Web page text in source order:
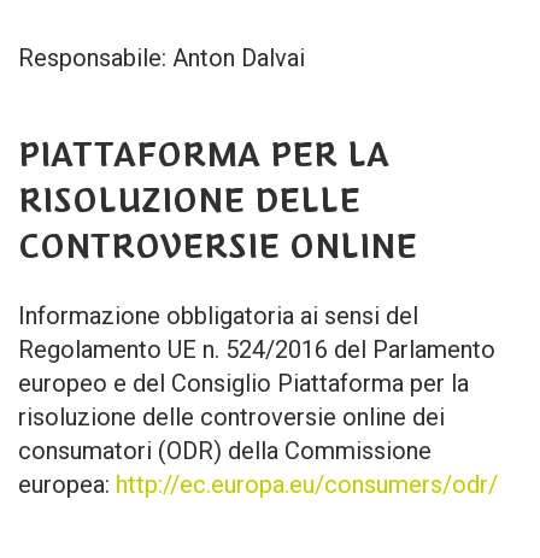
Responsabile: Anton Dalvai
PIATTAFORMA PER LA
RISOLUZIONE DELLE
CONTROVERSIE ONLINE
Informazione obbligatoria ai sensi del
Regolamento UE n. 524/2016 del Parlamento
europeo e del Consiglio Piattaforma per la
risoluzione delle controversie online dei
consumatori (ODR) della Commissione
europea: http://ec.europa.eu/consumers/odr/